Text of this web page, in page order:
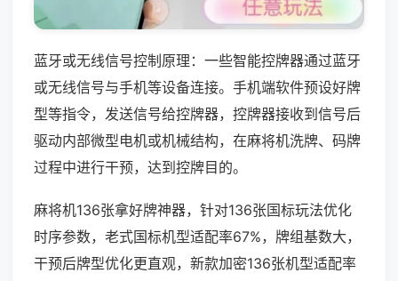
蓝牙或无线信号控制原理：一些智能控牌器通过蓝牙
或无线信号与手机等设备连接。手机端软件预设好牌
型等指令，发送信号给控牌器，控牌器接收到信号后
驱动内部微型电机或机械结构，在麻将机洗牌、码牌
过程中进行干预，达到控牌目的。
麻将机136张拿好牌神器，针对136张国标玩法优化
时序参数，老式国标机型适配率67%，牌组基数大，
干预后牌型优化更直观，新款加密136张机型适配率